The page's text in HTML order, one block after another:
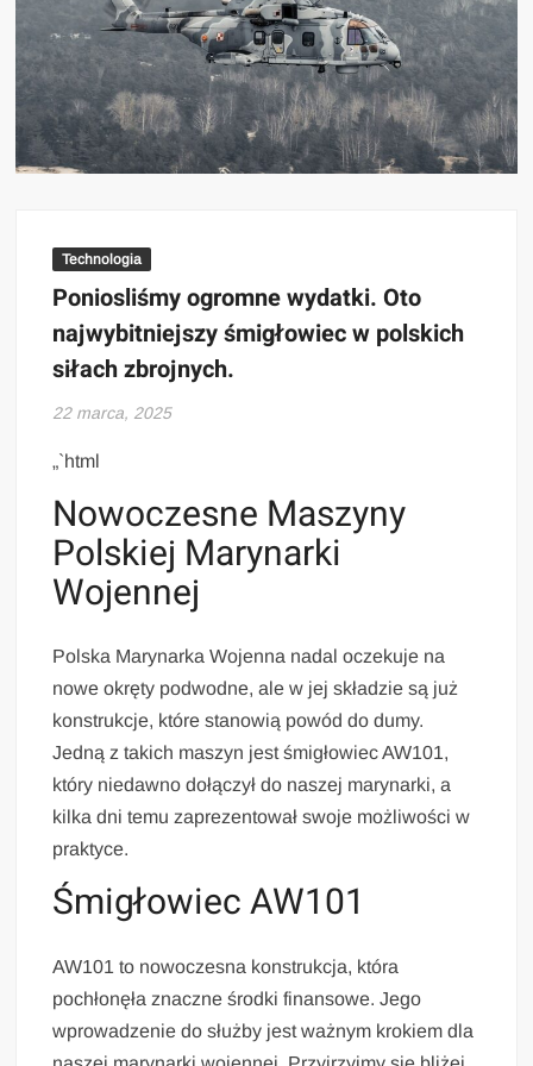
Technologia
Poniosliśmy ogromne wydatki. Oto
najwybitniejszy śmigłowiec w polskich
siłach zbrojnych.
22 marca, 2025
„`html
Nowoczesne Maszyny
Polskiej Marynarki
Wojennej
Polska Marynarka Wojenna nadal oczekuje na
nowe okręty podwodne, ale w jej składzie są już
konstrukcje, które stanowią powód do dumy.
Jedną z takich maszyn jest śmigłowiec AW101,
który niedawno dołączył do naszej marynarki, a
kilka dni temu zaprezentował swoje możliwości w
praktyce.
Śmigłowiec AW101
AW101 to nowoczesna konstrukcja, która
pochłonęła znaczne środki finansowe. Jego
wprowadzenie do służby jest ważnym krokiem dla